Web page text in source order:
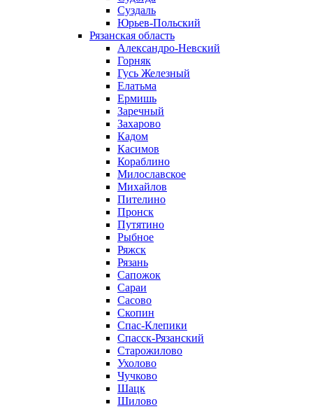
Суздаль
Юрьев-Польский
Рязанская область
Александро-Невский
Горняк
Гусь Железный
Елатьма
Ермишь
Заречный
Захарово
Кадом
Касимов
Кораблино
Милославское
Михайлов
Пителино
Пронск
Путятино
Рыбное
Ряжск
Рязань
Сапожок
Сараи
Сасово
Скопин
Спас-Клепики
Спасск-Рязанский
Старожилово
Ухолово
Чучково
Шацк
Шилово